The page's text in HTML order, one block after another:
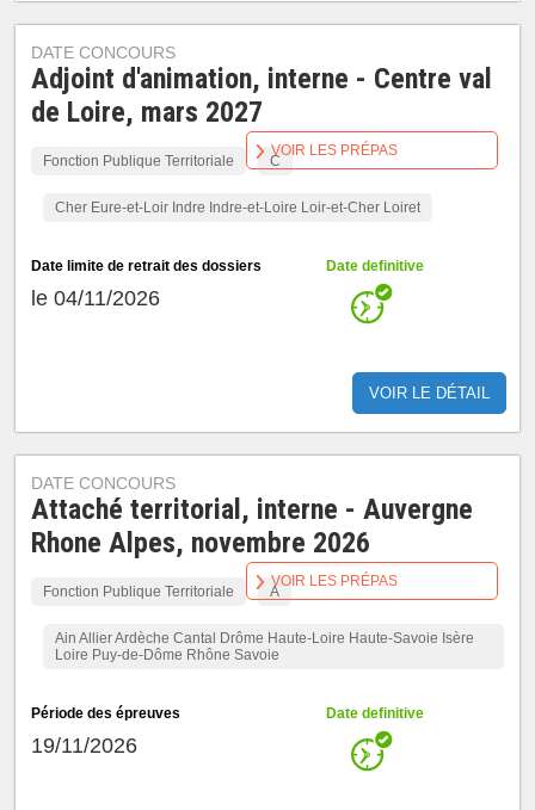
DATE CONCOURS
Adjoint d'animation, interne - Centre val
de Loire, mars 2027
Fonction Publique Territoriale C
Cher Eure-et-Loir Indre Indre-et-Loire Loir-et-Cher Loiret
Date limite de retrait des dossiers
le 04/11/2026
Date definitive
VOIR LE DÉTAIL
VOIR LES PRÉPAS
DATE CONCOURS
Attaché territorial, interne - Auvergne
Rhone Alpes, novembre 2026
Fonction Publique Territoriale A
Ain Allier Ardèche Cantal Drôme Haute-Loire Haute-Savoie Isère
Loire Puy-de-Dôme Rhône Savoie
Période des épreuves
19/11/2026
Date definitive
VOIR LES PRÉPAS